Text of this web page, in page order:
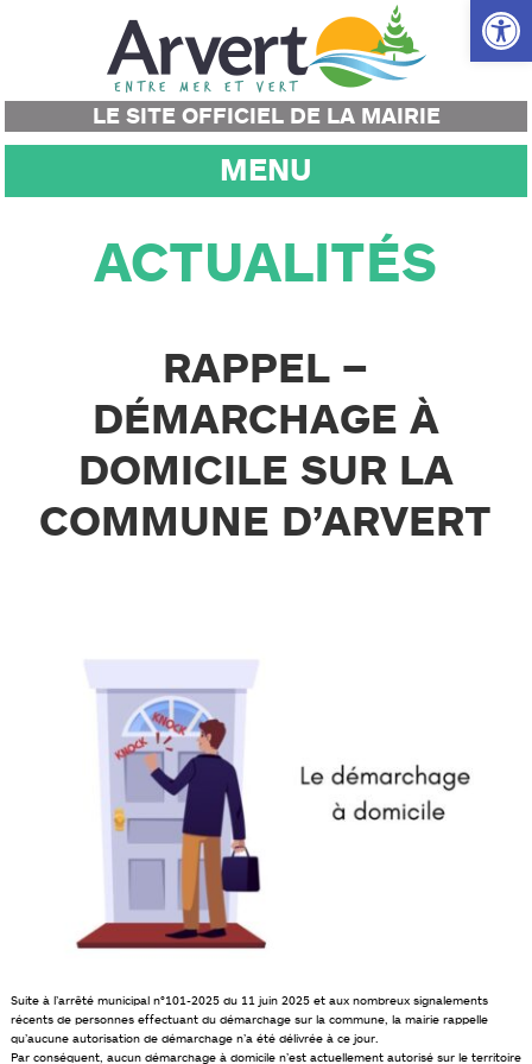
Ouvrir
LE SITE OFFICIEL DE LA MAIRIE
MENU
ACTUALITÉS
RAPPEL –
DÉMARCHAGE À
DOMICILE SUR LA
COMMUNE D’ARVERT
Suite à l’arrêté municipal n°101-2025 du 11 juin 2025 et aux nombreux signalements
récents de personnes effectuant du démarchage sur la commune, la mairie rappelle
qu’aucune autorisation de démarchage n’a été délivrée à ce jour.
Par conséquent, aucun démarchage à domicile n’est actuellement autorisé sur le territoire